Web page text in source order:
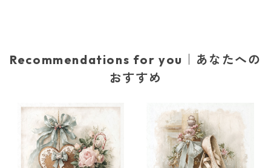
Recommendations for you｜あなたへの
おすすめ